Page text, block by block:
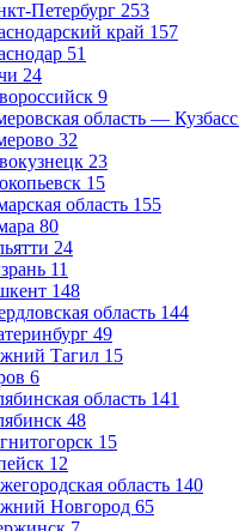
Петербург 253
край 157
51
24
9
область — Кузбасс
32
23
15
область 155
80
24
11
148
область 144
49
Тагил 15
6
область 141
48
15
12
область 140
Новгород 65